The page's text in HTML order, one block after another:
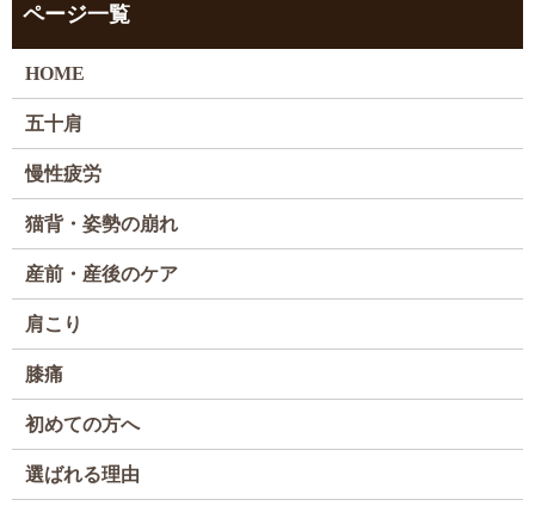
ページ一覧
HOME
五十肩
慢性疲労
猫背・姿勢の崩れ
産前・産後のケア
肩こり
膝痛
初めての方へ
選ばれる理由